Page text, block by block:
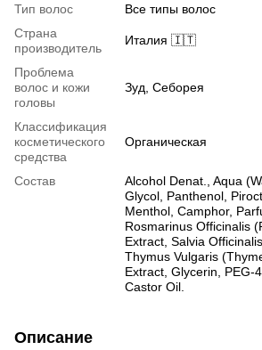
Тип волос
Все типы волос
Страна
производитель
Италия 🇮🇹
Проблема
волос и кожи
головы
Зуд, Себорея
Классификация
косметического
средства
Органическая
Состав
Alcohol Denat., Aqua
Glycol, Panthenol,
Menthol, Camphor,
Rosmarinus Officinalis
Extract, Salvia
Thymus Vulgaris
Extract, Glycerin, PEG-
Castor Oil.
Описание